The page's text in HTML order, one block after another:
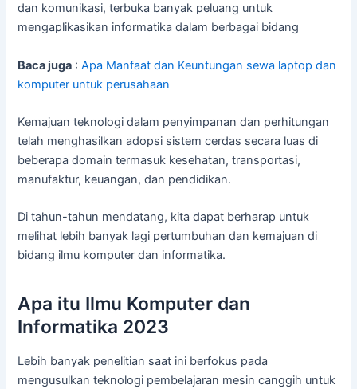
dan komunikasi, terbuka banyak peluang untuk
mengaplikasikan informatika dalam berbagai bidang
Baca juga :Apa Manfaat dan Keuntungan sewa laptop dan
komputer untuk perusahaan
Kemajuan teknologi dalam penyimpanan dan perhitungan
telah menghasilkan adopsi sistem cerdas secara luas di
beberapa domain termasuk kesehatan, transportasi,
manufaktur, keuangan, dan pendidikan.
Di tahun-tahun mendatang, kita dapat berharap untuk
melihat lebih banyak lagi pertumbuhan dan kemajuan di
bidang ilmu komputer dan informatika.
Apa itu Ilmu Komputer dan
Informatika 2023
Lebih banyak penelitian saat ini berfokus pada
mengusulkan teknologi pembelajaran mesin canggih untuk